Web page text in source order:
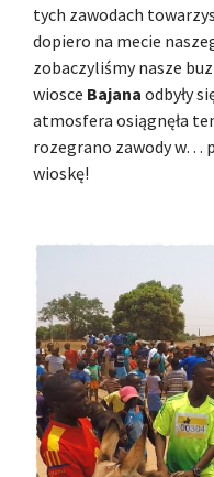
tych zawodach
dopiero na mecie
zobaczyliśmy nasze
wiosce Bajana odbyły
atmosfera osiągnęła
rozegrano zawody w…
wioskę!